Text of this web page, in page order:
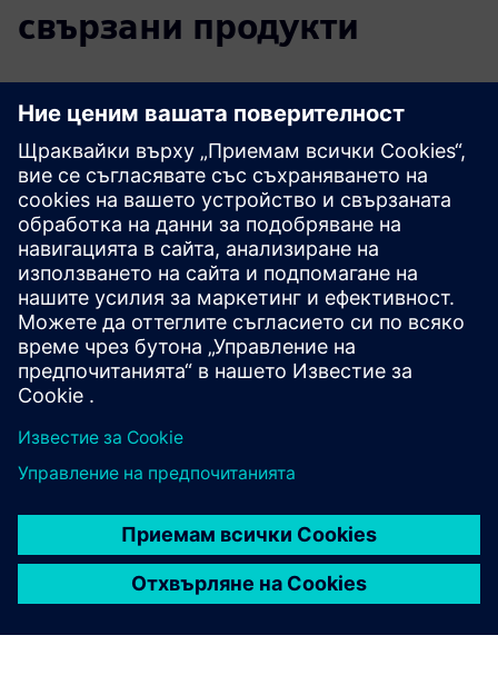
свързани продукти
Допълнителна информация и
ресурси
Научете повече
Предпоставки
P&I схеми, чертежи, етажни планове и оформления,
подадени документи за проектиране на системи
база данни за импортиране
резервно копие на наследени системи;